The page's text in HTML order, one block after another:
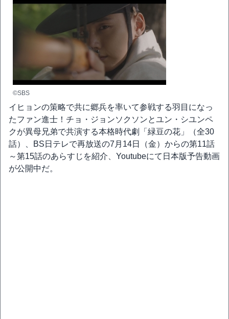
©SBS
イヒョンの策略で共に郷兵を率いて参戦する羽目になっ
たファン進士！チョ・ジョンソクソンとユン・シユンペ
クが異母兄弟で共演する本格時代劇「緑豆の花」（全30
話）、BS日テレで再放送の7月14日（金）からの第11話
～第15話のあらすじを紹介、Youtubeにて日本版予告動画
が公開中だ。